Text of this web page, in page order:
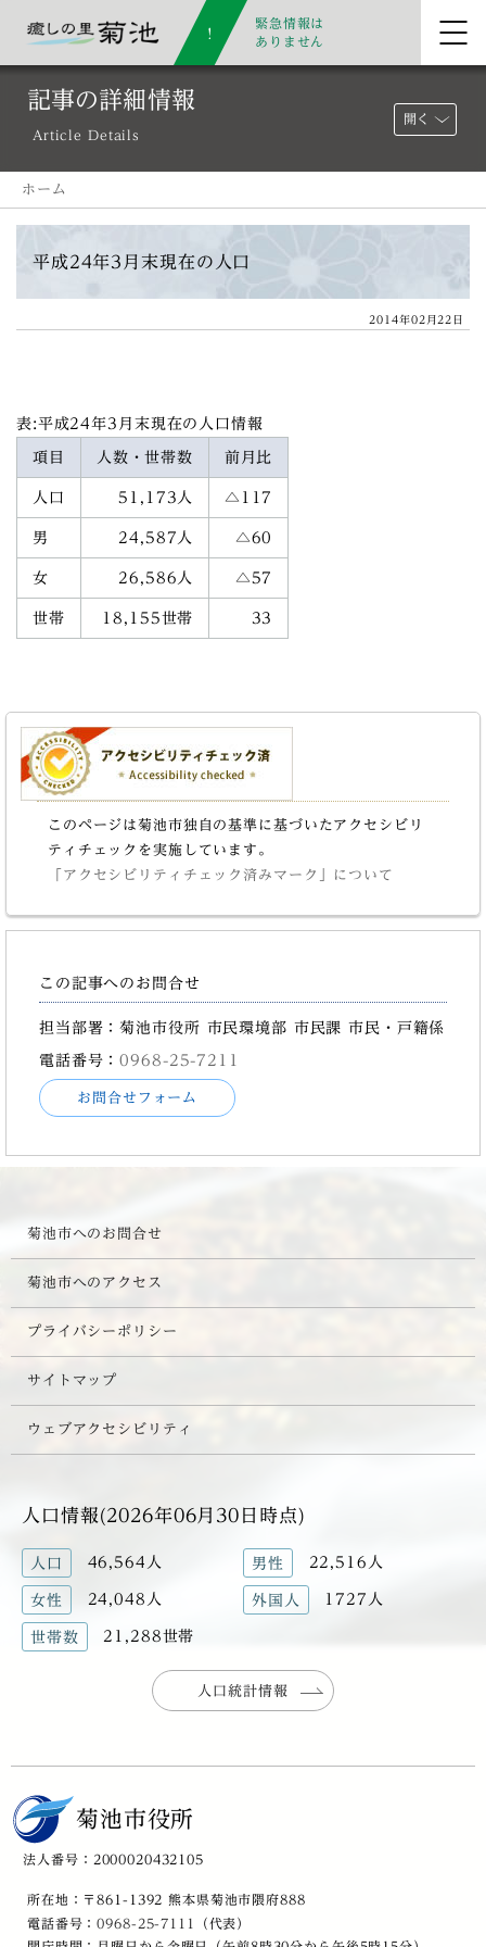
緊急情報は
ありません
記事の詳細情報
Article Details
開く
ホーム
平成24年3月末現在の人口
2014年02月22日
表:平成24年3月末現在の人口情報
項目 人数・世帯数 前月比
人口 51,173人 △117
男 24,587人 △60
女 26,586人 △57
世帯 18,155世帯 33
このページは菊池市独自の基準に基づいたアクセシビリ
ティチェックを実施しています。
「アクセシビリティチェック済みマーク」について
この記事へのお問合せ
担当部署：菊池市役所 市民環境部 市民課 市民・戸籍係
電話番号：0968-25-7211
お問合せフォーム
菊池市へのお問合せ
菊池市へのアクセス
プライバシーポリシー
サイトマップ
ウェブアクセシビリティ
人口情報(2026年06月30日時点)
人口 46,564人 男性 22,516人
女性 24,048人 外国人 1727人
世帯数 21,288世帯
人口統計情報
菊池市役所
法人番号：2000020432105
所在地：〒861-1392 熊本県菊池市隈府888
電話番号：0968-25-7111
（代表）